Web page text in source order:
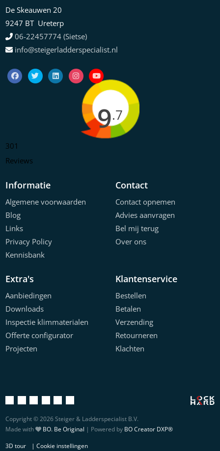
De Skeauwen 20
9247 BT Ureterp
06-22457774 (Sietse)
info@steigerladderspecialist.nl
9.7
301
Reviews
Informatie
Algemene voorwaarden
Blog
Links
Privacy Policy
Kennisbank
Contact
Contact opnemen
Advies aanvragen
Bel mij terug
Over ons
Extra's
Aanbiedingen
Downloads
Inspectie klimmaterialen
Offerte configurator
Projecten
Klantenservice
Bestellen
Betalen
Verzending
Retourneren
Klachten
Copyright © 2026 Steiger & Ladderspecialist B.V.
Made with
BO. Be Original | Powered by BO Creator DXP®
3D tour
Cookie instellingen